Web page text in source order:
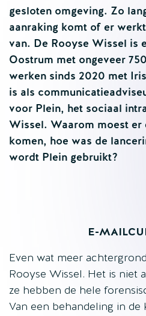
gesloten omgeving. Zo
aanraking komt of er
van. De Rooyse Wissel is
Oostrum met ongeveer
werken sinds 2020 met
is als
voor Plein, het sociaal
Wissel. Waarom moest er
komen, hoe was de
wordt Plein gebruikt?
E-
Even wat meer
Rooyse Wissel. Het is niet
ze hebben de hele
Van een behandeling in